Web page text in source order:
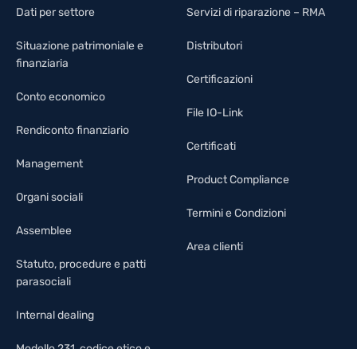
Dati per settore
Situazione patrimoniale e
finanziaria
Conto economico
Rendiconto finanziario
Management
Organi sociali
Assemblee
Statuto, procedure e patti
parasociali
Internal dealing
Servizi di riparazione – RMA
Distributori
Certificazioni
File IO-Link
Certificati
Product Compliance
Termini e Condizioni
Area clienti